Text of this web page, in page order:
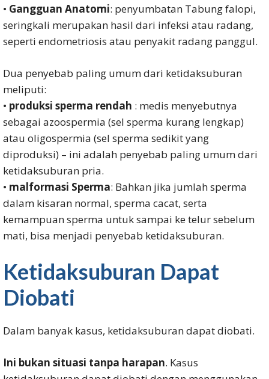
• Gangguan Anatomi: penyumbatan Tabung falopi,
seringkali merupakan hasil dari infeksi atau radang,
seperti endometriosis atau penyakit radang panggul.
Dua penyebab paling umum dari ketidaksuburan
meliputi:
• produksi sperma rendah : medis menyebutnya
sebagai azoospermia (sel sperma kurang lengkap)
atau oligospermia (sel sperma sedikit yang
diproduksi) – ini adalah penyebab paling umum dari
ketidaksuburan pria.
• malformasi Sperma: Bahkan jika jumlah sperma
dalam kisaran normal, sperma cacat, serta
kemampuan sperma untuk sampai ke telur sebelum
mati, bisa menjadi penyebab ketidaksuburan.
Ketidaksuburan Dapat
Diobati
Dalam banyak kasus, ketidaksuburan dapat diobati.
Ini bukan situasi tanpa harapan. Kasus